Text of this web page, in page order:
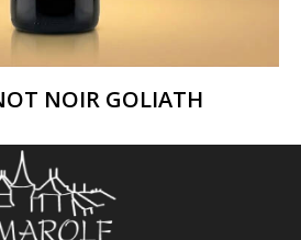
NOIR GOLIATH